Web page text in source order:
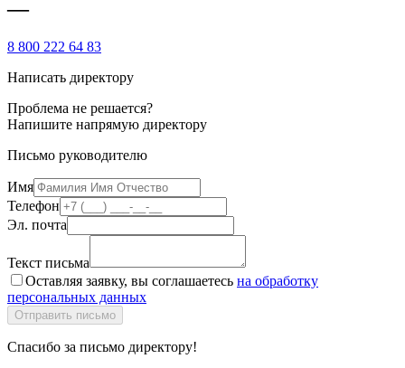
—
8 800 222 64 83
Написать директору
Проблема не решается?
Напишите напрямую директору
Письмо руководителю
Имя
Телефон
Эл. почта
Текст письма
Оставляя заявку, вы соглашаетесь на обработку
персональных данных
Спасибо за письмо директору!